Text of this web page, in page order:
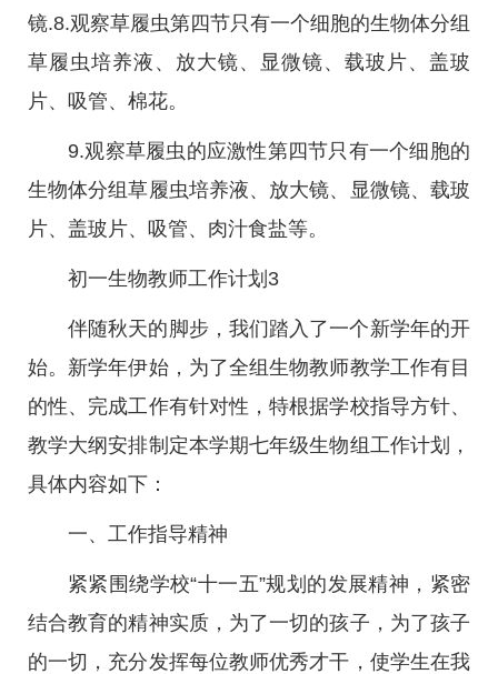
镜.8.观察草履虫第四节只有一个细胞的生物体分组
草履虫培养液、放大镜、显微镜、载玻片、盖玻
片、吸管、棉花。
9.观察草履虫的应激性第四节只有一个细胞的
生物体分组草履虫培养液、放大镜、显微镜、载玻
片、盖玻片、吸管、肉汁食盐等。
初一生物教师工作计划3
伴随秋天的脚步，我们踏入了一个新学年的开
始。新学年伊始，为了全组生物教师教学工作有目
的性、完成工作有针对性，特根据学校指导方针、
教学大纲安排制定本学期七年级生物组工作计划，
具体内容如下：
一、工作指导精神
紧紧围绕学校“十一五”规划的发展精神，紧密
结合教育的精神实质，为了一切的孩子，为了孩子
的一切，充分发挥每位教师优秀才干，使学生在我